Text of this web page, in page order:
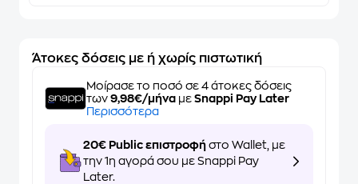
Άτοκες δόσεις με ή χωρίς πιστωτική
Μοίρασε το ποσό σε 4 άτοκες δόσεις
των 9,98€/μήνα με Snappi Pay Later
Περισσότερα
20€ Public επιστροφή στο Wallet, με
την 1η αγορά σου με Snappi Pay
Later.